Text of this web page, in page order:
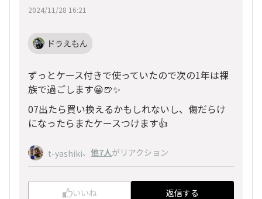
2024/11/28 16:21
ドラえもん
ずっとケース付きで使っていたので次の1年は裸
族で過ごします😀🍺✨
07出たら買い換えるかもしれないし、傷だらけ
になったらまたケースつけます👍
t-yashiki、 他7人がリアクション
いいね 返信する